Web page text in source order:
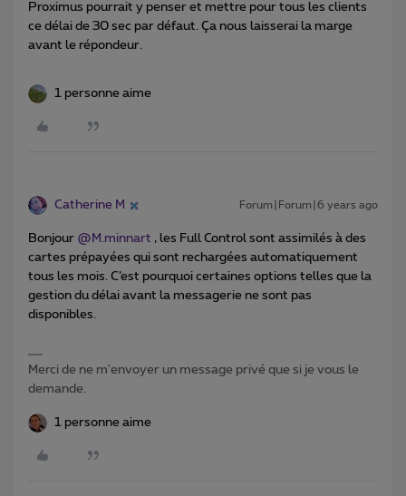
Proximus pourrait y penser et mettre pour tous les clients
ce délai de 30 sec par défaut. Ça nous laisserai la marge
avant le répondeur.
1 personne aime
Catherine M Forum|Forum|6 years ago
Bonjour @M.minnart , les Full Control sont assimilés à des
cartes prépayées qui sont rechargées automatiquement
tous les mois. C’est pourquoi certaines options telles que la
gestion du délai avant la messagerie ne sont pas
disponibles.
Merci de ne m'envoyer un message privé que si je vous le
demande.
1 personne aime